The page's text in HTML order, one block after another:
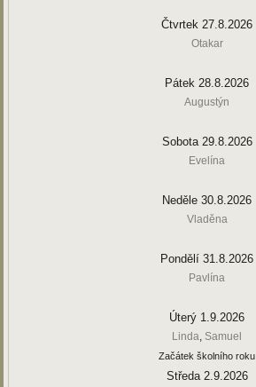
Čtvrtek 27.8.2026
Otakar
Pátek 28.8.2026
Augustýn
Sobota 29.8.2026
Evelína
Neděle 30.8.2026
Vladěna
Pondělí 31.8.2026
Pavlína
Úterý 1.9.2026
Linda, Samuel
Začátek školního roku
Středa 2.9.2026